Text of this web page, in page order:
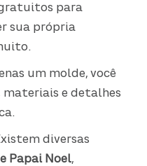
para
sua própria
um molde, você
materiais e detalhes
diversas
Papai Noel,